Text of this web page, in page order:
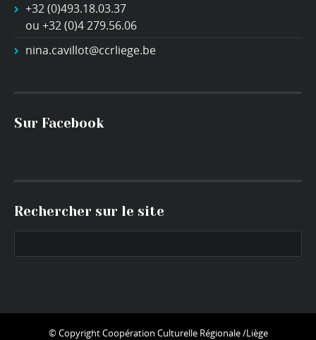
+32 (0)493.18.03.37
ou +32 (0)4 279.56.06
nina.cavillot@ccrliege.be
Sur Facebook
Rechercher sur le site
© CopyrightCoopération Culturelle Régionale /Liège